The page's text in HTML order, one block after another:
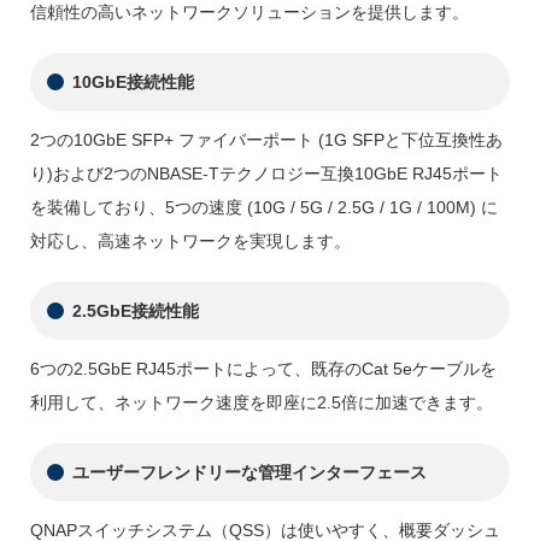
信頼性の高いネットワークソリューションを提供します。
10GbE接続性能
2つの10GbE SFP+ ファイバーポート (1G SFPと下位互換性あ
り)および2つのNBASE-Tテクノロジー互換10GbE RJ45ポート
を装備しており、5つの速度 (10G / 5G / 2.5G / 1G / 100M) に
対応し、高速ネットワークを実現します。
2.5GbE接続性能
6つの2.5GbE RJ45ポートによって、既存のCat 5eケーブルを
利用して、ネットワーク速度を即座に2.5倍に加速できます。
ユーザーフレンドリーな管理インターフェース
QNAPスイッチシステム（QSS）は使いやすく、概要ダッシュ